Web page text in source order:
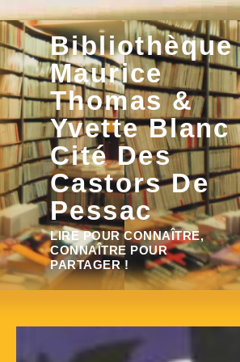
Aller
au
contenuBibliothèque
Maurice
Thomas &
Yvette Blanc
Cité Des
Castors De
Pessac
LIRE POUR CONNAÎTRE,
CONNAÎTRE POUR
PARTAGER !
Rechercher :